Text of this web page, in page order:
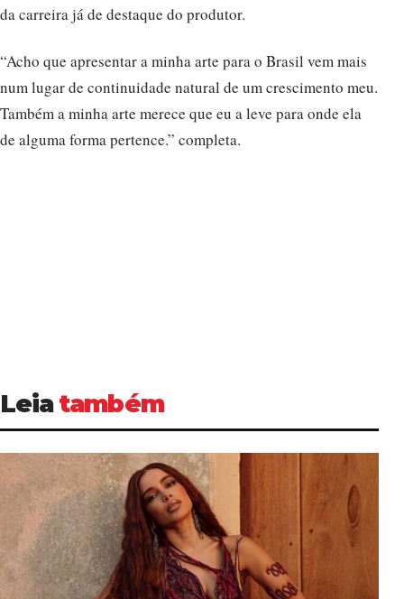
da carreira já de destaque do produtor.
“Acho que apresentar a minha arte para o Brasil vem mais
num lugar de continuidade natural de um crescimento meu.
Também a minha arte merece que eu a leve para onde ela
de alguma forma pertence.” completa.
Leiatambém